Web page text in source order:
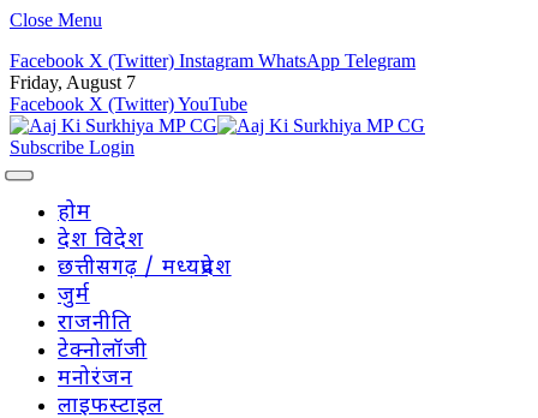
Close Menu
Facebook X (Twitter) Instagram WhatsApp Telegram
Friday, August 7
Facebook X (Twitter)YouTube
Subscribe Login
होम
देश विदेश
छत्तीसगढ़ / मध्यप्रदेश
जुर्म
राजनीति
टेक्नोलॉजी
मनोरंजन
लाइफस्टाइल